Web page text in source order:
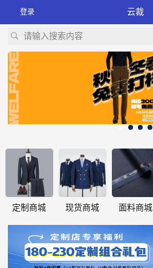
登录 云裁
请输入搜索内容
定制商城 现货商城 面料商城